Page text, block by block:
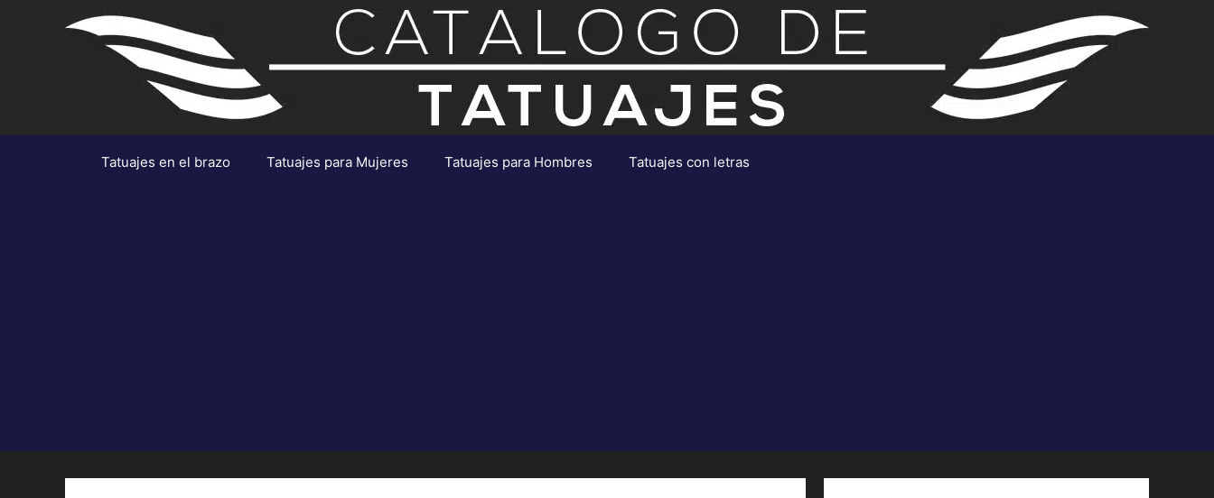
Tatuajes en el brazo Tatuajes para Mujeres Tatuajes para Hombres Tatuajes con letras